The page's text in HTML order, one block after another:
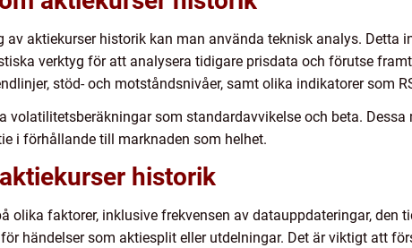
aktiekurser historik kan man använda teknisk analys. Detta
verktyg för att analysera tidigare prisdata och förutse
stöd- och motståndsnivåer, samt olika indikatorer som
volatilitetsberäkningar som standardavvikelse och beta.
i förhållande till marknaden som helhet.
historik
olika faktorer, inklusive frekvensen av datauppdateringar, den
händelser som aktiesplit eller utdelningar. Det är viktigt att